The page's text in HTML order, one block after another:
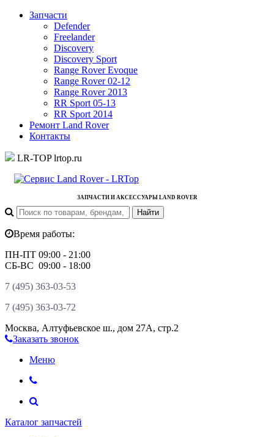
Запчасти
Defender
Freelander
Discovery
Discovery Sport
Range Rover Evoque
Range Rover 02-12
Range Rover 2013
RR Sport 05-13
RR Sport 2014
Ремонт Land Rover
Контакты
LR-TOP lrtop.ru
ЗАПЧАСТИ И АКСЕССУАРЫ LAND ROVER
Время работы:
ПН-ПТ 09:00 - 21:00
СБ-ВС 09:00 - 18:00
7 (495) 363-03-53
7 (495) 363-03-72
Москва, Алтуфьевское ш., дом 27А, стр.2
Заказать звонок
Меню
Каталог запчастей